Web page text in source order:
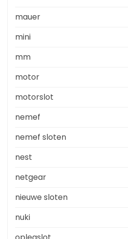
mauer
mini
mm
motor
motorslot
nemef
nemef sloten
nest
netgear
nieuwe sloten
nuki